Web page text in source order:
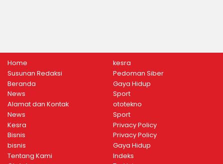
Home
Susunan Redaksi
Beranda
News
Alamat dan Kontak
News
Kesra
Bisnis
bisnis
Tentang Kami
kesra
Pedoman Siber
Gaya Hidup
Sport
ototekno
Sport
Privacy Policy
Privacy Policy
Gaya Hidup
Indeks